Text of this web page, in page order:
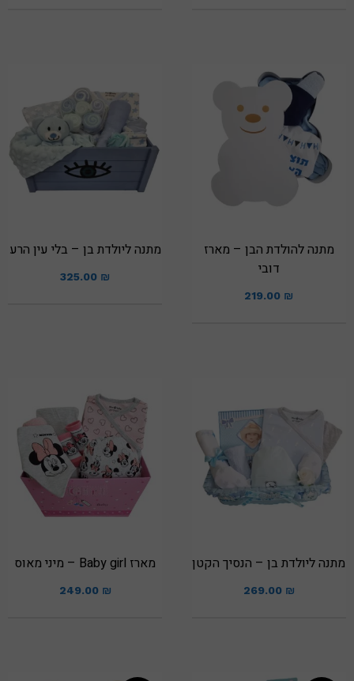
מתנה להולדת הבן – מארז
דובי
219.00 ₪
מתנה ליולדת בן – בלי עין הרע
325.00 ₪
מתנה ליולדת בן – הנסיך הקטן
269.00 ₪
מארז Baby girl – מיני מאוס
249.00 ₪